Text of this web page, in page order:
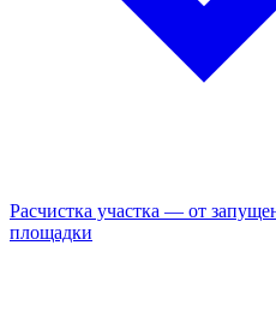
Расчистка участка — от
площадки